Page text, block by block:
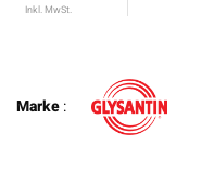
Inkl. MwSt.
Marke: